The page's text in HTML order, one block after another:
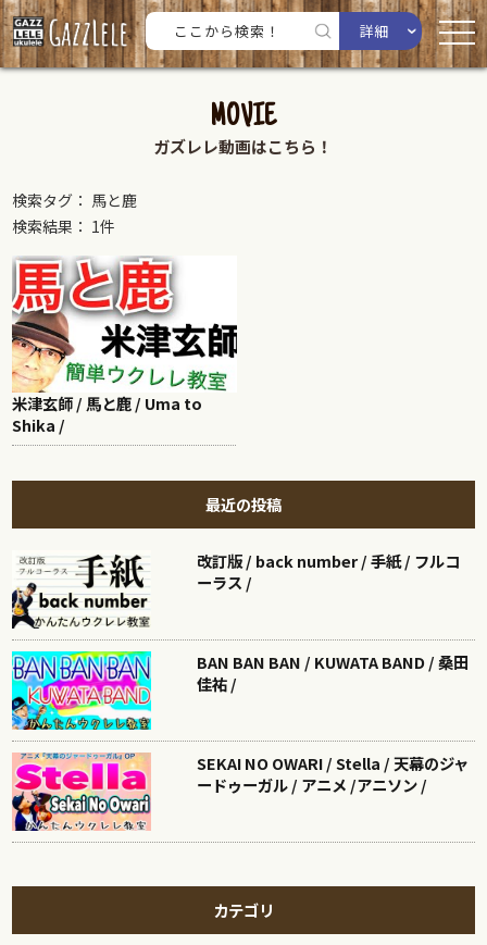
詳細
MOVIE
ガズレレ動画はこちら！
検索タグ： 馬と鹿
検索結果： 1件
米津玄師 / 馬と鹿 / Uma to
Shika /
最近の投稿
改訂版 / back number / 手紙 / フルコ
ーラス /
BAN BAN BAN / KUWATA BAND / 桑田
佳祐 /
SEKAI NO OWARI / Stella / 天幕のジャ
ードゥーガル / アニメ /アニソン /
カテゴリ